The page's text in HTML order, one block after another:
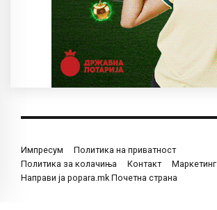
Импресум
Политика на приватност
Политика за колачиња
Контакт
Маркетинг
Направи ја popara.mk Почетна страна